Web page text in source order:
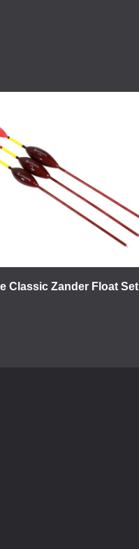
Classic Zander Float Set